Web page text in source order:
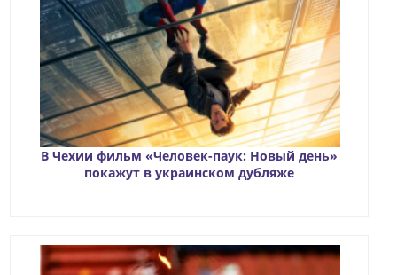
В Чехии фильм «Человек-паук: Новый день»
покажут в украинском дубляже